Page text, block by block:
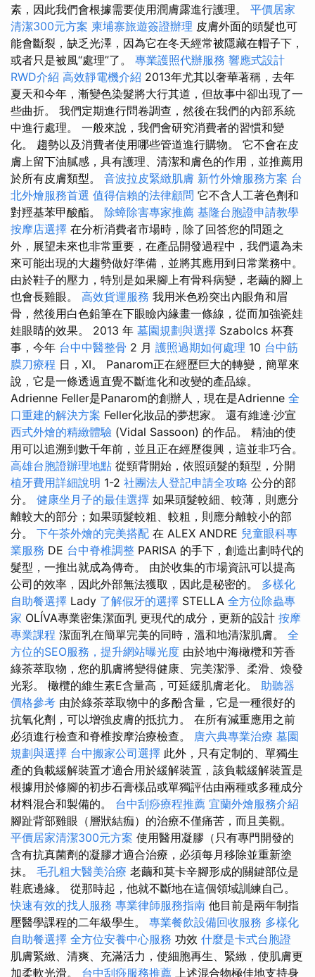
素，因此我們會根據需要使用潤膚露進行護理。 平價居家
清潔300元方案 柬埔寨旅遊簽證辦理 皮膚外面的頭髮也可
能會斷裂，缺乏光澤，因為它在冬天經常被隱藏在帽子下，
或者只是被風“處理”了。 專業護照代辦服務 響應式設計
RWD介紹 高效靜電機介紹 2013年尤其以奢華著稱，去年
夏天和今年，漸變色染髮將大行其道，但故事中卻出現了一
些曲折。 我們定期進行問卷調查，然後在我們的內部系統
中進行處理。 一般來說，我們會研究消費者的習慣和變
化。 趨勢以及消費者使用哪些管道進行購物。 它不會在皮
膚上留下油膩感，具有護理、清潔和膚色的作用，並推薦用
於所有皮膚類型。 音波拉皮緊緻肌膚 新竹外燴服務方案 台
北外燴服務首選 值得信賴的法律顧問 它不含人工著色劑和
對羥基苯甲酸酯。 除蟑除害專家推薦 基隆台胞證申請教學
按摩店選擇 在分析消費者市場時，除了回答您的問題之
外，展望未來也非常重要，在產品開發過程中，我們還為未
來可能出現的大趨勢做好準備，並將其應用到日常業務中。
由於鞋子的壓力，特別是如果腳上有骨科病變，老繭的腳上
也會長雞眼。 高效貨運服務 我用米色粉突出內眼角和眉
骨，然後用白色鉛筆在下眼瞼內緣畫一條線，從而加強瓷娃
娃眼睛的效果。 2013 年 墓園規劃與選擇 Szabolcs 杯賽
事，今年 台中中醫整骨 2 月 護照過期如何處理 10 台中筋
膜刀療程 日，XI。 Panarom正在經歷巨大的轉變，簡單來
說，它是一條透過直覺不斷進化和改變的產品線。
Adrienne Feller是Panarom的創辦人，現在是Adrienne 全
口重建的解決方案 Feller化妝品的夢想家。 還有維達·沙宣
西式外燴的精緻體驗 (Vidal Sassoon) 的作品。 精油的使
用可以追溯到數千年前，並且正在經歷復興，這並非巧合。
高雄台胞證辦理地點 從頸背開始，依照頭髮的類型，分開
植牙費用詳細說明 1-2 社團法人登記申請全攻略 公分的部
分。 健康坐月子的最佳選擇 如果頭髮較細、較薄，則應分
離較大的部分；如果頭髮較粗、較粗，則應分離較小的部
分。 下午茶外燴的完美搭配 在 ALEX ANDRE 兒童眼科專
業服務 DE 台中脊椎調整 PARISA 的手下，創造出劃時代的
髮型，一推出就成為傳奇。 由於收集的市場資訊可以提高
公司的效率，因此外部無法獲取，因此是秘密的。 多樣化
自助餐選擇 Lady 了解假牙的選擇 STELLA 全方位除蟲專
家 OLÍVA專業密集潔面乳 更現代的成分，更新的設計 按摩
專業課程 潔面乳在簡單完美的同時，溫和地清潔肌膚。 全
方位的SEO服務，提升網站曝光度 由於地中海橄欖和芳香
綠茶萃取物，您的肌膚將變得健康、完美潔淨、柔滑、煥發
光彩。 橄欖的維生素E含量高，可延緩肌膚老化。 助聽器
價格參考 由於綠茶萃取物中的多酚含量，它是一種很好的
抗氧化劑，可以增強皮膚的抵抗力。 在所有減重應用之前
必須進行檢查和脊椎按摩治療檢查。 唐六典專業治療 墓園
規劃與選擇 台中搬家公司選擇 此外，只有定制的、單獨生
產的負載緩解裝置才適合用於緩解裝置，該負載緩解裝置是
根據用於修腳的初步石膏樣品或單獨評估由兩種或多種成分
材料混合和製備的。 台中刮痧療程推薦 宜蘭外燴服務介紹
腳趾背部雞眼（層狀結痂）的治療不僅痛苦，而且美觀。
平價居家清潔300元方案 使用醫用凝膠（只有專門開發的
含有抗真菌劑的凝膠才適合治療，必須每月移除並重新塗
抹。 毛孔粗大醫美治療 老繭和莫卡辛腳形成的關鍵部位是
鞋底邊緣。 從那時起，他就不斷地在這個領域訓練自己。
快速有效的找人服務 專業律師服務指南 他目前是兩年制指
壓醫學課程的二年級學生。 專業餐飲設備回收服務 多樣化
自助餐選擇 全方位安養中心服務 功效 什麼是卡式台胞證
肌膚緊緻、清爽、充滿活力，使細胞再生、緊緻，使肌膚更
加柔軟光滑。 台中刮痧服務推薦 上述混合物極佳地支持身